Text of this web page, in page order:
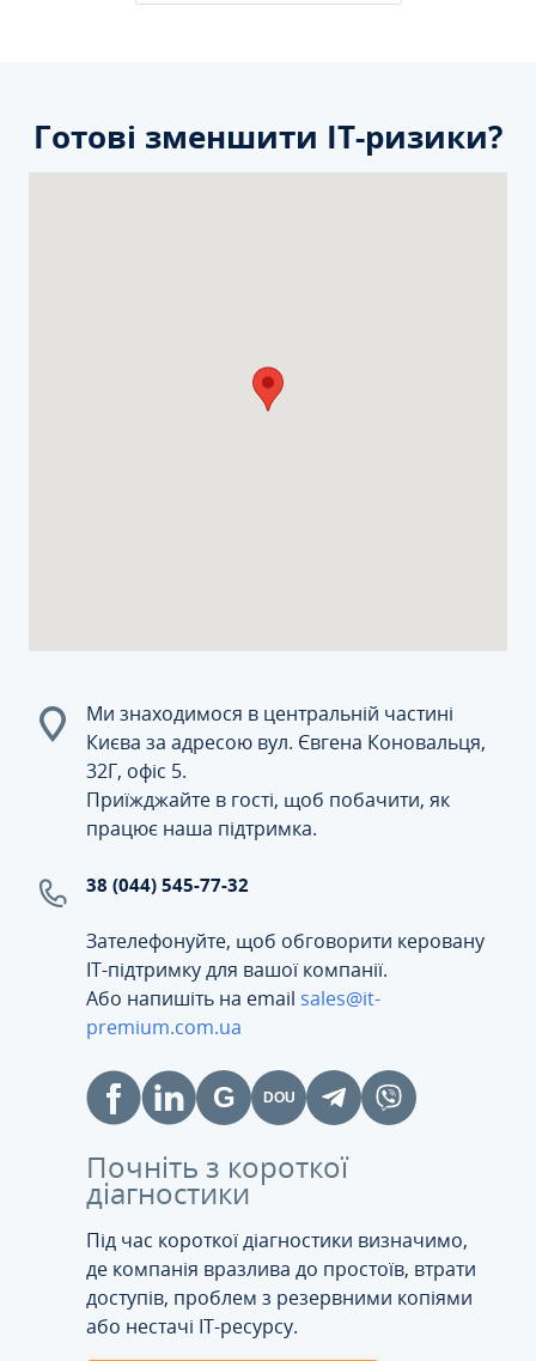
Готові зменшити ІТ-ризики?
Ми знаходимося в центральній частині
Києва за адресою вул. Євгена Коновальця,
32Г, офіс 5.
Приїжджайте в гості, щоб побачити, як
працює наша підтримка.
38 (044) 545-77-32
Зателефонуйте, щоб обговорити керовану
ІТ-підтримку для вашої компанії.
Або напишіть на email sales@it-
premium.com.ua
Почніть з короткої
діагностики
Під час короткої діагностики визначимо,
де компанія вразлива до простоїв, втрати
доступів, проблем з резервними копіями
або нестачі IT-ресурсу.